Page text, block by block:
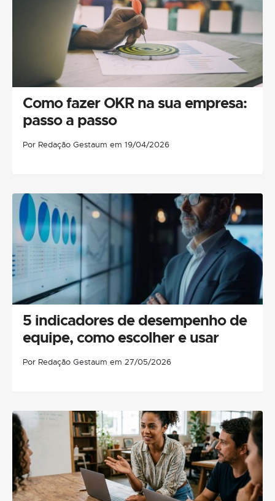
Como fazer OKR na sua empresa:
passo a passo
Por Redação Gestaum em 19/04/2026
5 indicadores de desempenho de
equipe, como escolher e usar
Por Redação Gestaum em 27/05/2026